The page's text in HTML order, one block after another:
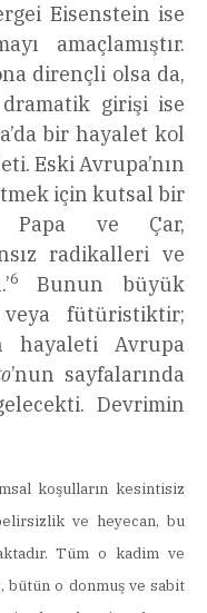
Eisenstein ise
amaçlamıştır.
dirençli olsa da,
girişi ise
bir hayalet kol
Eski Avrupa’nın
için kutsal bir
Papa ve Çar,
radikalleri ve
6
Bunun büyük
fütüristiktir;
hayaleti Avrupa
’nun sayfalarında
Devrimin
koşulların kesintisiz
ve heyecan, bu
Tüm o kadim ve
bütün o donmuş ve sabit